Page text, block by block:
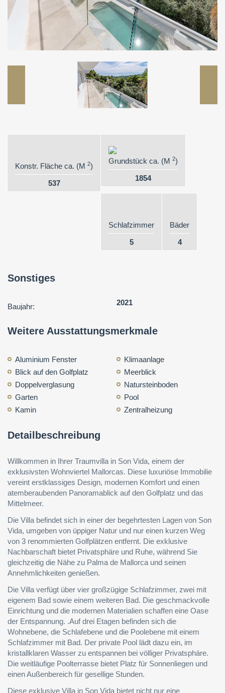
Konstr. Fläche ca. (M 2)
537
Grundstück ca. (M 2)
1854
Schlafzimmer
5
Bäder
4
Sonstiges
Baujahr: 2021
Weitere Ausstattungsmerkmale
Aluminium Fenster
Blick auf den Golfplatz
Doppelverglasung
Garten
Kamin
Klimaanlage
Meerblick
Natursteinboden
Pool
Zentralheizung
Detailbeschreibung
Willkommen in Ihrer Traumvilla in Son Vida, einem der
exklusivsten Wohnviertel Mallorcas. Diese luxuriöse Immobilie
vereint erstklassiges Design, modernen Komfort und einen
atemberaubenden Panoramablick auf den Golfplatz und das
Mittelmeer.
Die Villa befindet sich in einer der begehrtesten Lagen von Son
Vida, umgeben von üppiger Natur und nur einen kurzen Weg
von 3 renommierten Golfplätzen entfernt. Die exklusive
Nachbarschaft bietet Privatsphäre und Ruhe, während Sie
gleichzeitig die Nähe zu Palma de Mallorca und seinen
Annehmlichkeiten genießen.
Die Villa verfügt über vier großzügige Schlafzimmer, zwei mit
eigenem Bad sowie einem weiteren Bad. Die geschmackvolle
Einrichtung und die modernen Materialien schaffen eine Oase
der Entspannung. .Auf drei Etagen befinden sich die
Wohnebene, die Schlafebene und die Poolebene mit einem
Schlafzimmer mit Bad. Der private Pool lädt dazu ein, im
kristallklaren Wasser zu entspannen bei völliger Privatsphäre.
Die weitläufige Poolterrasse bietet Platz für Sonnenliegen und
einen Außenbereich für gesellige Stunden.
Diese exklusive Villa in Son Vida bietet nicht nur eine